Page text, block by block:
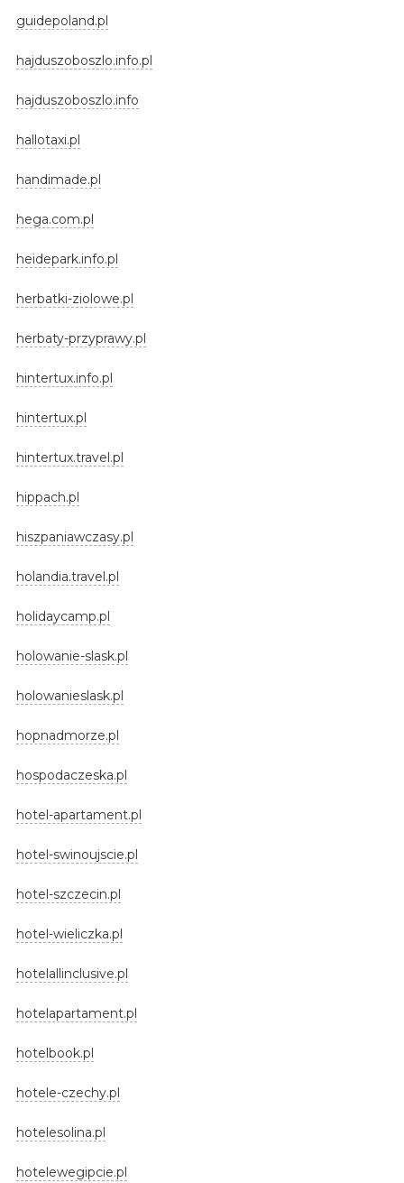
guidepoland.pl
hajduszoboszlo.info.pl
hajduszoboszlo.info
hallotaxi.pl
handimade.pl
hega.com.pl
heidepark.info.pl
herbatki-ziolowe.pl
herbaty-przyprawy.pl
hintertux.info.pl
hintertux.pl
hintertux.travel.pl
hippach.pl
hiszpaniawczasy.pl
holandia.travel.pl
holidaycamp.pl
holowanie-slask.pl
holowanieslask.pl
hopnadmorze.pl
hospodaczeska.pl
hotel-apartament.pl
hotel-swinoujscie.pl
hotel-szczecin.pl
hotel-wieliczka.pl
hotelallinclusive.pl
hotelapartament.pl
hotelbook.pl
hotele-czechy.pl
hotelesolina.pl
hotelewegipcie.pl